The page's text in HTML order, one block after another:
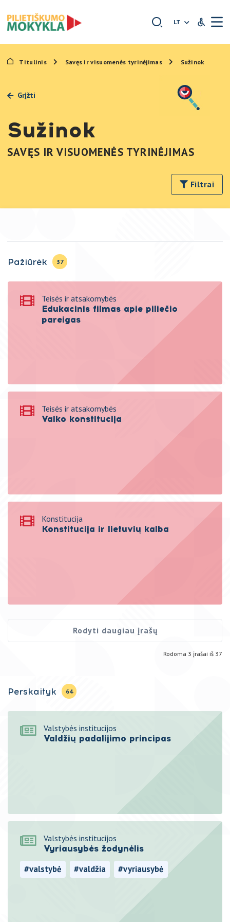
LT Neįgaliųjų
Titulinis Savęs ir visuomenės tyrinėjimas Sužinok
Grįžti
Sužinok
SAVĘS IR VISUOMENĖS TYRINĖJIMAS
Filtrai
Pažiūrėk 37
Teisės ir atsakomybės
Edukacinis filmas apie piliečio
pareigas
Teisės ir atsakomybės
Vaiko konstitucija
Konstitucija
Konstitucija ir lietuvių kalba
Rodoma 3 įrašai iš 37
Rodyti daugiau įrašų
Perskaityk 64
Valstybės institucijos
Valdžių padalijimo principas
Valstybės institucijos
Vyriausybės žodynėlis
#valstybė #valdžia #vyriausybė